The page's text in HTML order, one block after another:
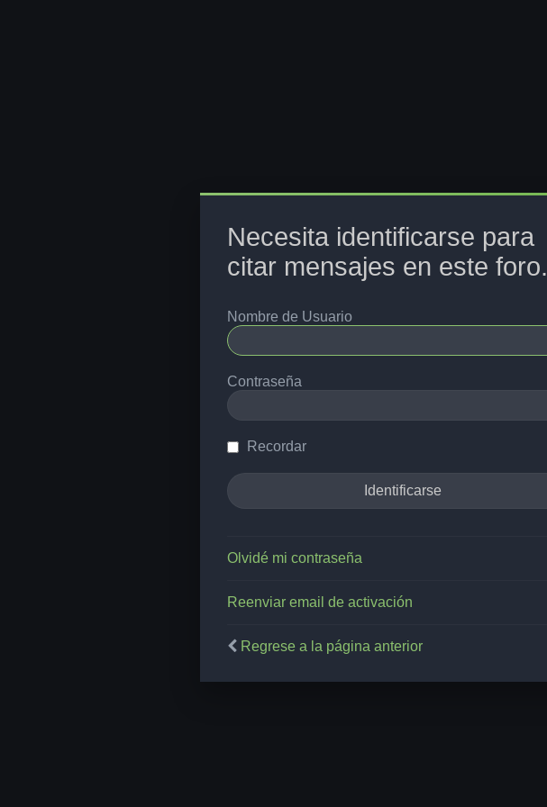
Necesita identificarse para
citar mensajes en este foro.
Nombre de Usuario
Contraseña
Recordar
Olvidé mi contraseña
Reenviar email de activación
Regrese a la página anterior